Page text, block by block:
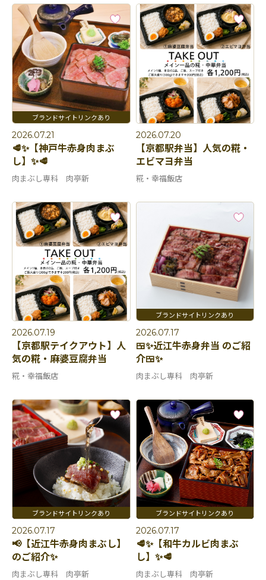
2026.07.21
🥩✨【神戸牛赤身肉まぶ
し】✨🥩
肉まぶし専科 肉亭新
2026.07.20
【京都駅弁当】人気の糀・
エビマヨ弁当
糀・幸福飯店
2026.07.19
【京都駅テイクアウト】人
気の糀・麻婆豆腐弁当
糀・幸福飯店
2026.07.17
🍱✨近江牛赤身弁当 のご紹
介🍱✨
肉まぶし専科 肉亭新
2026.07.17
📢【近江牛赤身肉まぶし】
のご紹介✨
肉まぶし専科 肉亭新
2026.07.17
🥩✨【和牛カルビ肉まぶ
し】✨🥩
肉まぶし専科 肉亭新